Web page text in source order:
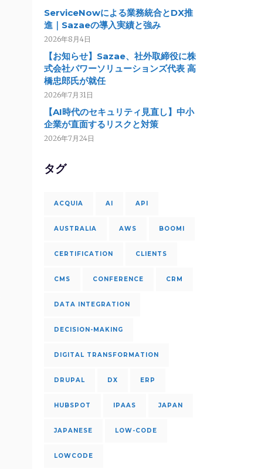
ServiceNowによる業務統合とDX推
進｜Sazaeの導入実績と強み
2026年8月4日
【お知らせ】Sazae、社外取締役に株
式会社パワーソリューションズ代表 高
橋忠郎氏が就任
2026年7月31日
【AI時代のセキュリティ見直し】中小
企業が直面するリスクと対策
2026年7月24日
タグ
ACQUIA AI API
AUSTRALIA AWS BOOMI
CERTIFICATION CLIENTS
CMS CONFERENCE CRM
DATA INTEGRATION
DECISION-MAKING
DIGITAL TRANSFORMATION
DRUPAL DX ERP
HUBSPOT IPAAS JAPAN
JAPANESE LOW-CODE
LOWCODE